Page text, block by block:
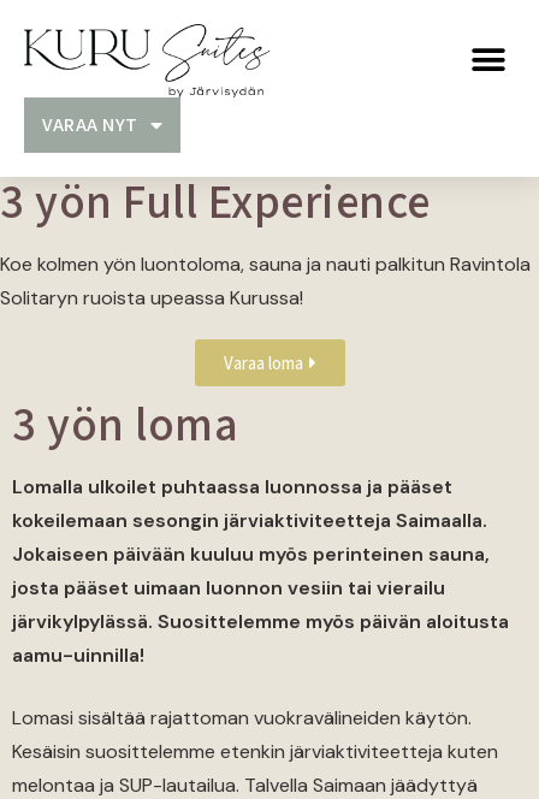
VARAA NYT
3 yön Full Experience
Koe kolmen yön luontoloma, sauna ja nauti palkitun Ravintola
Solitaryn ruoista upeassa Kurussa!
Varaa loma
3 yön loma
Lomalla ulkoilet puhtaassa luonnossa ja pääset
kokeilemaan sesongin järviaktiviteetteja Saimaalla.
Jokaiseen päivään kuuluu myös perinteinen sauna,
josta pääset uimaan luonnon vesiin tai vierailu
järvikylpylässä. Suosittelemme myös päivän aloitusta
aamu-uinnilla!
Lomasi sisältää rajattoman vuokravälineiden käytön.
Kesäisin suosittelemme etenkin järviaktiviteetteja kuten
melontaa ja SUP-lautailua. Talvella Saimaan jäädyttyä